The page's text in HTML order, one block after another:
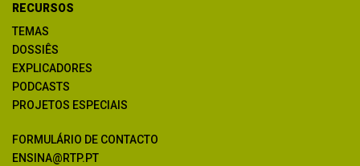
RECURSOS
TEMAS
DOSSIÊS
EXPLICADORES
PODCASTS
PROJETOS ESPECIAIS
FORMULÁRIO DE CONTACTO
ENSINA@RTP.PT